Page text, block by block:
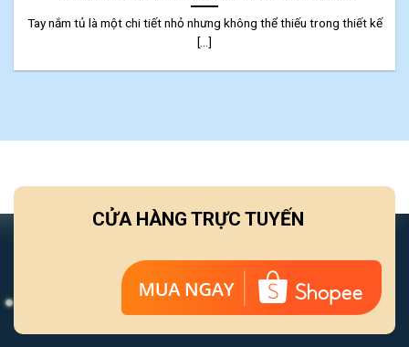
Tay nắm tủ là một chi tiết nhỏ nhưng không thể thiếu trong thiết kế
[...]
CỬA HÀNG TRỰC TUYẾN